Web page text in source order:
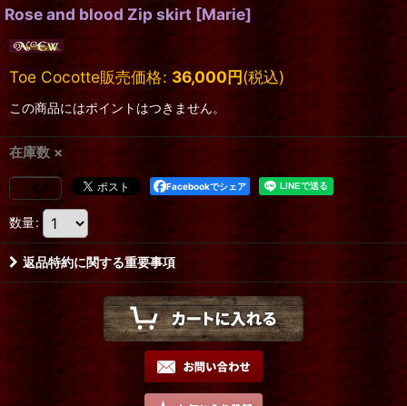
Rose and blood Zip skirt [Marie]
Toe Cocotte販売価格: 36,000円(税込)
この商品にはポイントはつきません。
在庫数 ×
Facebookでシェア
数量:
返品特約に関する重要事項